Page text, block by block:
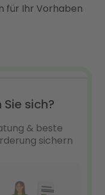
für Ihr Vorhaben